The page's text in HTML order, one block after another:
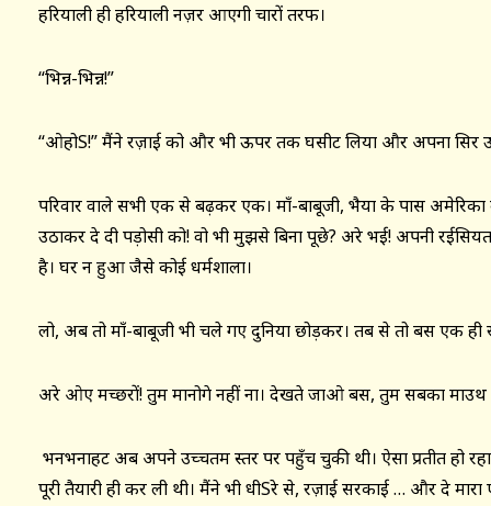
हरियाली ही हरियाली नज़र आएगी चारों तरफ।
“भिन्न-भिन्न!”
“ओहोS!” मैंने रज़ाई को और भी ऊपर तक घसीट लिया और अपना सिर
परिवार वाले सभी एक से बढ़कर एक। माँ-बाबूजी, भैया के पास अमेरिका
उठाकर दे दी पड़ोसी को! वो भी मुझसे बिना पूछे? अरे भई! अपनी रईसियत
है। घर न हुआ जैसे कोई धर्मशाला।
लो, अब तो माँ-बाबूजी भी चले गए दुनिया छोड़कर। तब से तो बस एक
अरे ओए मच्छरों! तुम मानोगे नहीं ना। देखते जाओ बस, तुम सबका माउथ
भनभनाहट अब अपने उच्चतम स्तर पर पहुँच चुकी थी। ऐसा प्रतीत हो
पूरी तैयारी ही कर ली थी। मैंने भी धीSरे से, रज़ाई सरकाई … और दे